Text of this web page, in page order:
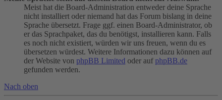
Meist hat die Board-Administration entweder deine Sprache
nicht installiert oder niemand hat das Forum bislang in deine
Sprache übersetzt. Frage ggf. einen Board-Administrator, ob
er das Sprachpaket, das du benötigst, installieren kann. Falls
es noch nicht existiert, würden wir uns freuen, wenn du es
übersetzen würdest. Weitere Informationen dazu können auf
der Website von phpBB Limited oder auf phpBB.de
gefunden werden.
Nach oben